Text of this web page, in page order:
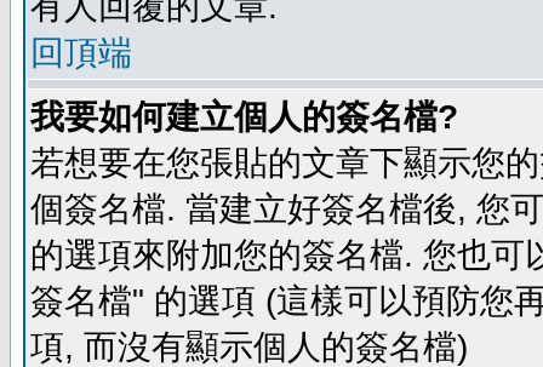
回頂端
我要如何建立個人的簽名檔?
若想要在您張貼的文章下顯示您
個簽名檔. 當建立好簽名檔後, 您
的選項來附加您的簽名檔. 您也
簽名檔" 的選項 (這樣可以預防您
項, 而沒有顯示個人的簽名檔)